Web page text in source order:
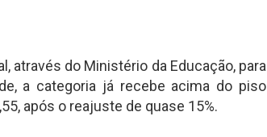
através do Ministério da Educação, para
a categoria já recebe acima do piso
após o reajuste de quase 15%.